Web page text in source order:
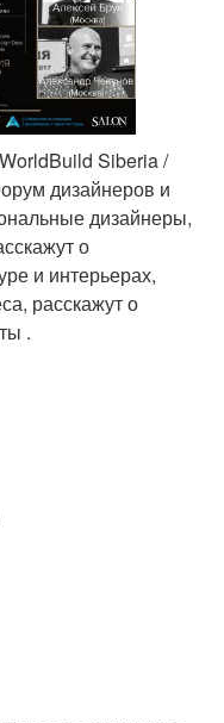
Siberia /
дизайнеров и
дизайнеры,
о
и интерьерах,
расскажут о
.